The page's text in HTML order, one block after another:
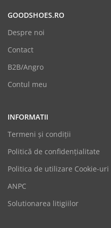
GOODSHOES.RO
Despre noi
Contact
B2B/Angro
Contul meu
INFORMATII
Termeni şi condiții
Politică de confidențialitate
Politica de utilizare Cookie-uri
ANPC
Solutionarea litigiilor